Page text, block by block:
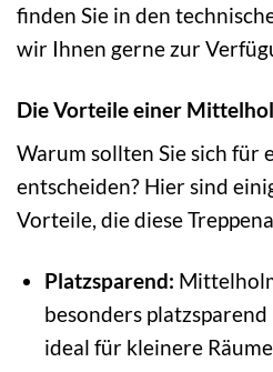
finden Sie in den
wir Ihnen gerne zur
Die Vorteile einer
Warum sollten Sie sich
entscheiden? Hier sind
Vorteile, die diese
Platzsparend:
besonders
ideal für kleinere